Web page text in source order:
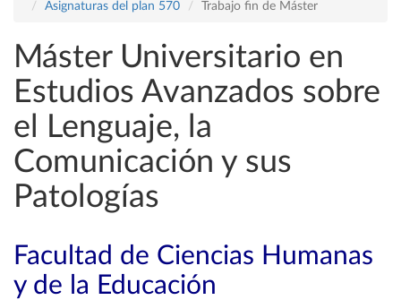
Asignaturas del plan 570
Trabajo fin de Máster
Máster Universitario en
Estudios Avanzados sobre
el Lenguaje, la
Comunicación y sus
Patologías
Facultad de Ciencias Humanas
y de la Educación